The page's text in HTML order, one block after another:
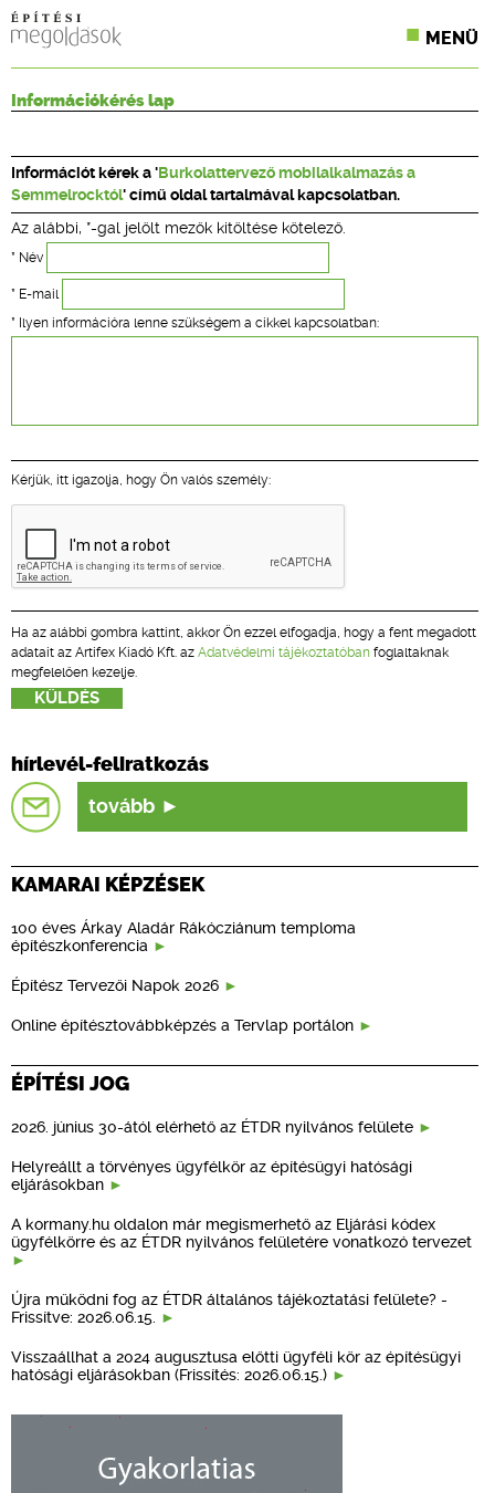
MENÜ
CPR TERMÉKKIÍRÁS
ÉPÍTÉSI JOG
ONLINE KÉPZÉSEK
TERVEZÉSI SEGÉDLETEK
Információkérés lap
Információt kérek a ' Burkolattervező mobilalkalmazás a
Semmelrocktól' című oldal tartalmával kapcsolatban.
Az alábbi, *-gal jelölt mezők kitöltése kötelező.
* Név
* E-mail
* Ilyen információra lenne szükségem a cikkel kapcsolatban:
Kérjük, itt igazolja, hogy Ön valós személy:
Ha az alábbi gombra kattint, akkor Ön ezzel elfogadja, hogy a fent megadott
adatait az Artifex Kiadó Kft. az Adatvédelmi tájékoztatóban foglaltaknak
megfelelően kezelje.
hírlevél-feliratkozás
tovább
KAMARAI KÉPZÉSEK
100 éves Árkay Aladár Rákócziánum temploma
építészkonferencia
Építész Tervezői Napok 2026
Online építésztovábbképzés a Tervlap portálon
ÉPÍTÉSI JOG
2026. június 30-ától elérhető az ÉTDR nyilvános felülete
Helyreállt a törvényes ügyfélkör az építésügyi hatósági
eljárásokban
A kormany.hu oldalon már megismerhető az Eljárási kódex
ügyfélkörre és az ÉTDR nyilvános felületére vonatkozó tervezet
Újra működni fog az ÉTDR általános tájékoztatási felülete? -
Frissítve: 2026.06.15.
Visszaállhat a 2024 augusztusa előtti ügyféli kör az építésügyi
hatósági eljárásokban (Frissítés: 2026.06.15.)